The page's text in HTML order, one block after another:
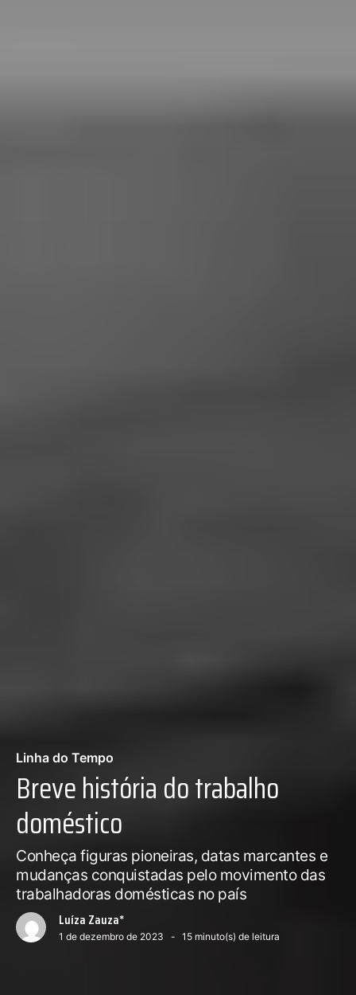
Linha do Tempo
Breve história do trabalho
doméstico
Conheça figuras pioneiras, datas marcantes e
mudanças conquistadas pelo movimento das
trabalhadoras domésticas no país
Luíza Zauza*
1 de dezembro de 2023 15 minuto(s) de leitura